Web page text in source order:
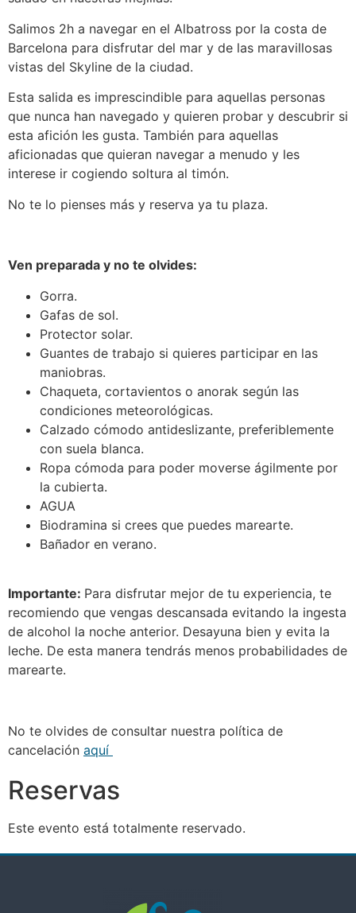
Salimos 2h a navegar en el Albatross por la costa de
Barcelona para disfrutar del mar y de las maravillosas
vistas del Skyline de la ciudad.
Esta salida es imprescindible para aquellas personas
que nunca han navegado y quieren probar y descubrir si
esta afición les gusta. También para aquellas
aficionadas que quieran navegar a menudo y les
interese ir cogiendo soltura al timón.
No te lo pienses más y reserva ya tu plaza.
Ven preparada y no te olvides:
Gorra.
Gafas de sol.
Protector solar.
Guantes de trabajo si quieres participar en las
maniobras.
Chaqueta, cortavientos o anorak según las
condiciones meteorológicas.
Calzado cómodo antideslizante, preferiblemente
con suela blanca.
Ropa cómoda para poder moverse ágilmente por
la cubierta.
AGUA
Biodramina si crees que puedes marearte.
Bañador en verano.
Importante: Para disfrutar mejor de tu experiencia, te
recomiendo que vengas descansada evitando la ingesta
de alcohol la noche anterior. Desayuna bien y evita la
leche. De esta manera tendrás menos probabilidades de
marearte.
No te olvides de consultar nuestra política de
cancelación aquí
Reservas
Este evento está totalmente reservado.